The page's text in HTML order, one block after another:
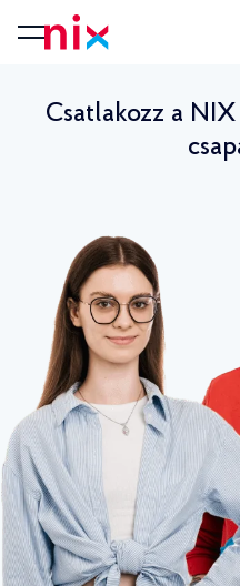
Csatlakozz a NIX